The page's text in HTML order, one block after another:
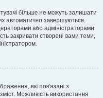
більше не можуть залишати
автоматично завершуються.
або адміністраторами
закривати створені вами теми,
які пов'язані з
Можливість використання